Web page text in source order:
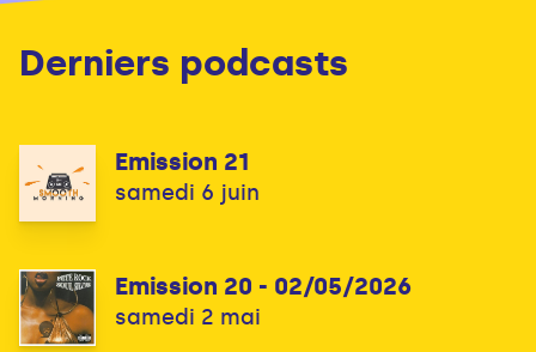
Derniers podcasts
Emission 21
samedi 6 juin
Emission 20 - 02/05/2026
samedi 2 mai